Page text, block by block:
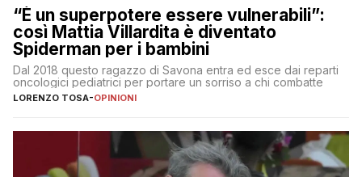
“È un superpotere essere vulnerabili”:
così Mattia Villardita è diventato
Spiderman per i bambini
Dal 2018 questo ragazzo di Savona entra ed esce dai reparti
oncologici pediatrici per portare un sorriso a chi combatte
LORENZO TOSA-OPINIONI